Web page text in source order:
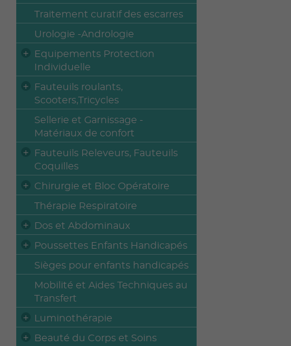
Traitement curatif des escarres
Urologie -Andrologie
Equipements Protection
Individuelle
Fauteuils roulants,
Scooters,Tricycles
Sellerie et Garnissage -
Matériaux de confort
Fauteuils Releveurs, Fauteuils
Coquilles
Chirurgie et Bloc Opératoire
Thérapie Respiratoire
Dos et Abdominaux
Poussettes Enfants Handicapés
Sièges pour enfants handicapés
Mobilité et Aides Techniques au
Transfert
Luminothérapie
Beauté du Corps et Soins